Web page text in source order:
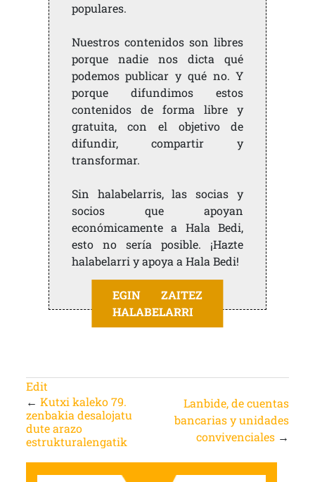
populares.
Nuestros contenidos son libres
porque nadie nos dicta qué
podemos publicar y qué no. Y
porque difundimos estos
contenidos de forma libre y
gratuita, con el objetivo de
difundir, compartir y
transformar.
Sin halabelarris, las socias y
socios que apoyan
económicamente a Hala Bedi,
esto no sería posible. ¡Hazte
halabelarri y apoya a Hala Bedi!
EGIN ZAITEZ
HALABELARRI
Edit
← Kutxi kaleko 79.
zenbakia desalojatu
dute arazo
estrukturalengatik
Lanbide, de cuentas
bancarias y unidades
convivenciales →